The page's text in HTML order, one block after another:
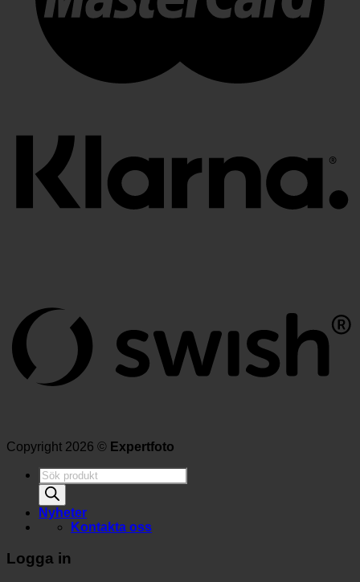
Copyright 2026 © Expertfoto
Produktsökning
Nyheter
Kontakta oss
Logga in